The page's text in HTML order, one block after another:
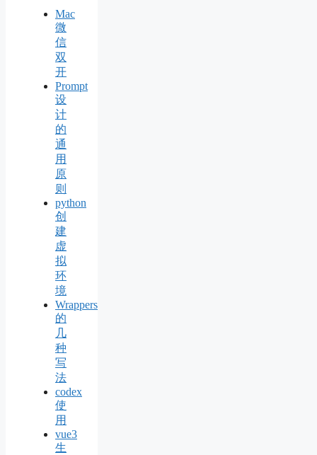
Mac
微
信
双
开
Prompt
设
计
的
通
用
原
则
python
创
建
虚
拟
环
境
Wrappers
的
几
种
写
法
codex
使
用
vue3
生